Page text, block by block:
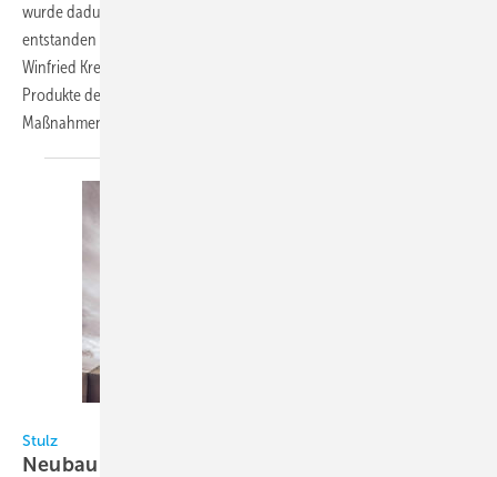
wurde dadurch nahezu verdoppelt und im Verwaltungsbereich
entstanden neue Büro‐ und Meetingräume. Ministerpräsident
Winfried Kretschmann informierte sich bei einem Besuch über die
Produkte des Unternehmens und ließ sich die Neubauten und die
Maßnahmen zur Energieeinsparung
Stulz
Neubau mit